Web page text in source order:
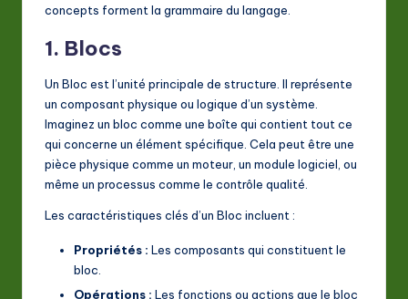
concepts forment la grammaire du langage.
1. Blocs
Un Bloc est l’unité principale de structure. Il représente
un composant physique ou logique d’un système.
Imaginez un bloc comme une boîte qui contient tout ce
qui concerne un élément spécifique. Cela peut être une
pièce physique comme un moteur, un module logiciel, ou
même un processus comme le contrôle qualité.
Les caractéristiques clés d’un Bloc incluent :
Propriétés : Les composants qui constituent le
bloc.
Opérations : Les fonctions ou actions que le bloc